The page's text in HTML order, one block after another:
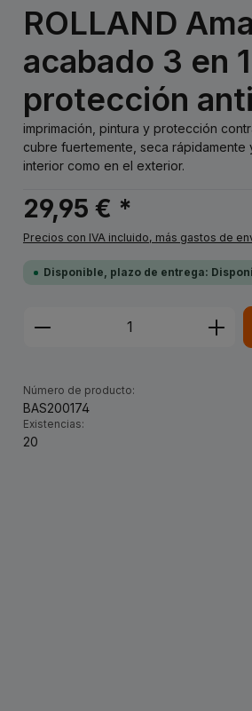
ROLLAND
acabado 3 en
protección
imprimación, pintura y protección
cubre fuertemente, seca
interior como en el exterior.
29,95 € *
Precios con IVA incluido, más gastos de
Disponible, plazo de entrega:
Cantidad del
Número de producto:
BAS200174
Existencias:
20